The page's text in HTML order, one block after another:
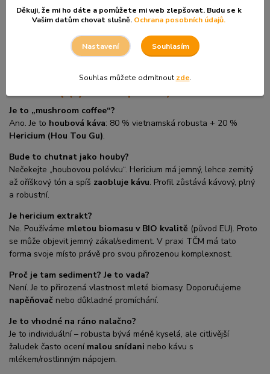
období , uzávěrky, porady, dlouhé řízení nebo jakýkoliv
dospělácký maraton, kdy je nejcennější klidná pozornost. Protože
zákal nebo drobný sediment – je to v pořádku, stačí promíchat
(ideálně napěňovačem).
Je to „mushroom coffee“?
Ano. Je to houbová káva: 80 % vietnamská robusta + 20 %
Hericium (Hou Tou Gu).
Bude to chutnat jako houby?
Nečekejte „houbovou polévku“. Hericium má jemný, lehce zemitý
až oříškový tón a spíš zaobluje kávu. Profil zůstává kávový, plný
a robustní.
Je hericium extrakt?
Ne. Používáme mletou biomasu v BIO kvalitě (původ EU). Proto
se může objevit jemný zákal/sediment. V praxi TČM má tato
forma svoje místo právě pro svou přirozenou komplexnost.
Proč je tam sediment? Je to vada?
Není. Je to přirozená vlastnost mleté biomasy. Doporučujeme
napěňovač nebo důkladné promíchání.
Je to vhodné na ráno nalačno?
Je to individuální – robusta bývá méně kyselá, ale citlivější
žaludek často ocení malou snídani nebo kávu s
mlékem/rostlinným nápojem.
Děkuji, že mi ho dáte a pomůžete mi web zlepšovat. Budu se k
Vašim datům chovat slušně. Ochrana posobních údajů.
Nastavení Souhlasím
Souhlas můžete odmítnout zde.